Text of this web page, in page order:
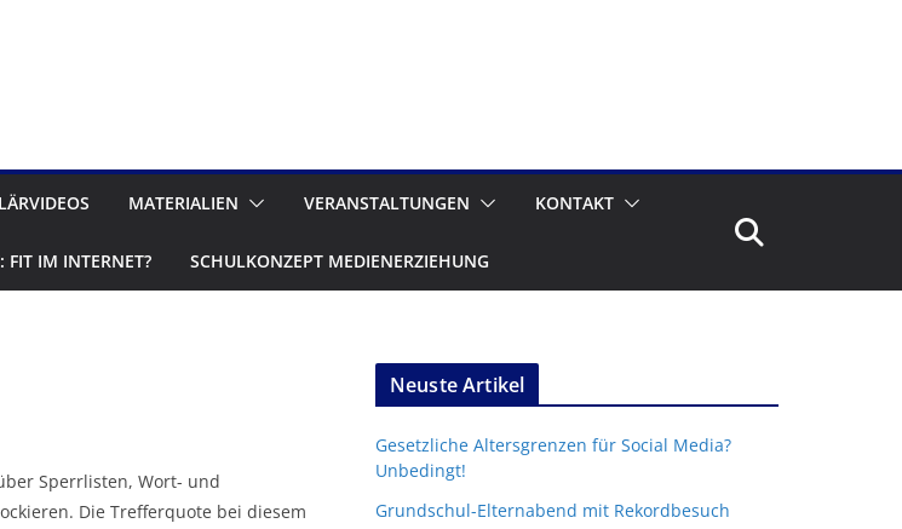
MATERIALIEN VERANSTALTUNGEN KONTAKT
FIT IM INTERNET? SCHULKONZEPT MEDIENERZIEHUNG
Sperrlisten, Wort- und
Die Trefferquote bei diesem
Neuste Artikel
Gesetzliche Altersgrenzen für Social Media?
Unbedingt!
Grundschul-Elternabend mit Rekordbesuch